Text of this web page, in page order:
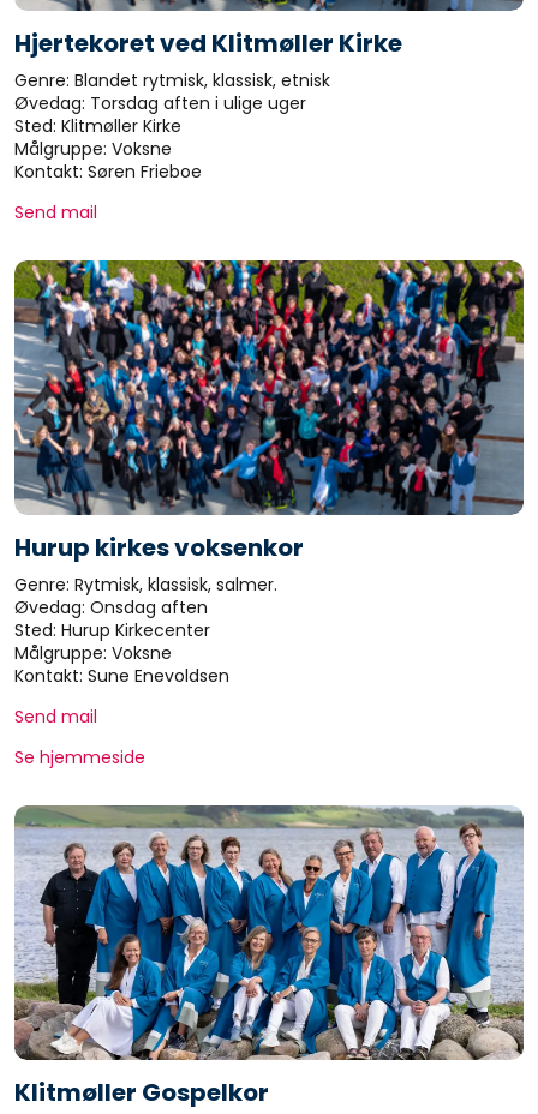
Hjertekoret ved Klitmøller Kirke
Genre: Blandet rytmisk, klassisk, etnisk
Øvedag: Torsdag aften i ulige uger
Sted: Klitmøller Kirke
Målgruppe: Voksne
Kontakt: Søren Frieboe
Send mail
Hurup kirkes voksenkor
Genre: Rytmisk, klassisk, salmer.
Øvedag: Onsdag aften
Sted: Hurup Kirkecenter
Målgruppe: Voksne
Kontakt: Sune Enevoldsen
Send mail
Se hjemmeside
Klitmøller Gospelkor